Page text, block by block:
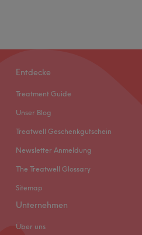
Entdecke
Treatment Guide
Unser Blog
Treatwell Geschenkgutschein
Newsletter Anmeldung
The Treatwell Glossary
Sitemap
Unternehmen
Über uns